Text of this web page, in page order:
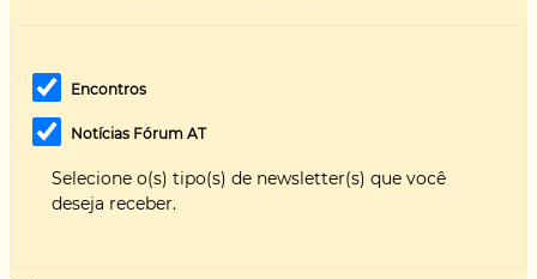
Encontros
Notícias Fórum AT
Selecione o(s) tipo(s) de newsletter(s) que você
deseja receber.